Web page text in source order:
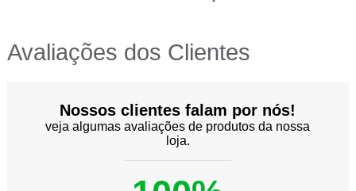
Avaliações dos Clientes
Nossos clientes falam por nós!
veja algumas avaliações de produtos da nossa
loja.